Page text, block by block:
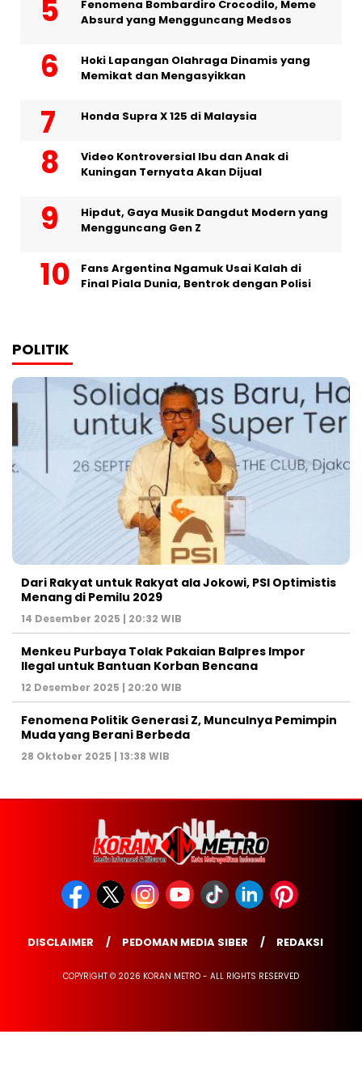
Fenomena Bombardiro Crocodilo, Meme
Absurd yang Mengguncang Medsos
Hoki Lapangan Olahraga Dinamis yang
Memikat dan Mengasyikkan
Honda Supra X 125 di Malaysia
Video Kontroversial Ibu dan Anak di
Kuningan Ternyata Akan Dijual
Hipdut, Gaya Musik Dangdut Modern yang
Mengguncang Gen Z
Fans Argentina Ngamuk Usai Kalah di
Final Piala Dunia, Bentrok dengan Polisi
POLITIK
Dari Rakyat untuk Rakyat ala Jokowi, PSI Optimistis
Menang di Pemilu 2029
14 Desember 2025 | 20:32 WIB
Menkeu Purbaya Tolak Pakaian Balpres Impor
Ilegal untuk Bantuan Korban Bencana
12 Desember 2025 | 20:20 WIB
Fenomena Politik Generasi Z, Munculnya Pemimpin
Muda yang Berani Berbeda
28 Oktober 2025 | 13:38 WIB
DISCLAIMER PEDOMAN MEDIA SIBER REDAKSI
COPYRIGHT © 2026 KORAN METRO - ALL RIGHTS RESERVED